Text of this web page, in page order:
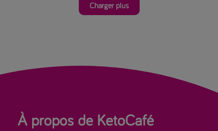
Charger plus
À propos de KetoCafé